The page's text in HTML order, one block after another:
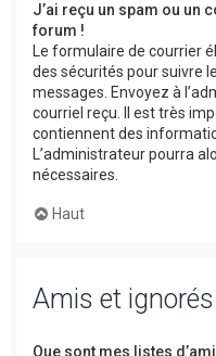
J’ai reçu un spam ou un
forum !
Le formulaire de courrier
des sécurités pour suivre
messages. Envoyez à
courriel reçu. Il est très
contiennent des
L’administrateur pourra
nécessaires.
Haut
Amis et ignorés
Que sont mes listes